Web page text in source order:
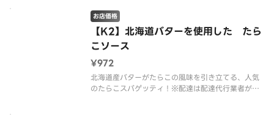
ニーズのホームページをご確認ください。
【K2】北海道バターを使用した たら
こソース
お店価格
¥972
北海道産バターがたらこの風味を引き立てる、人気
のたらこスパゲッティ！※配達は配達代行業者が行